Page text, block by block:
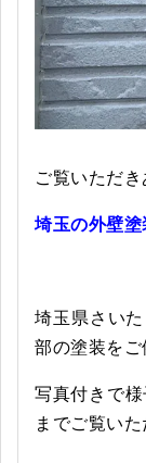
ご覧いただき
埼玉の外壁
埼玉県さい
部の塗装をご
写真付きで様
までご覧い